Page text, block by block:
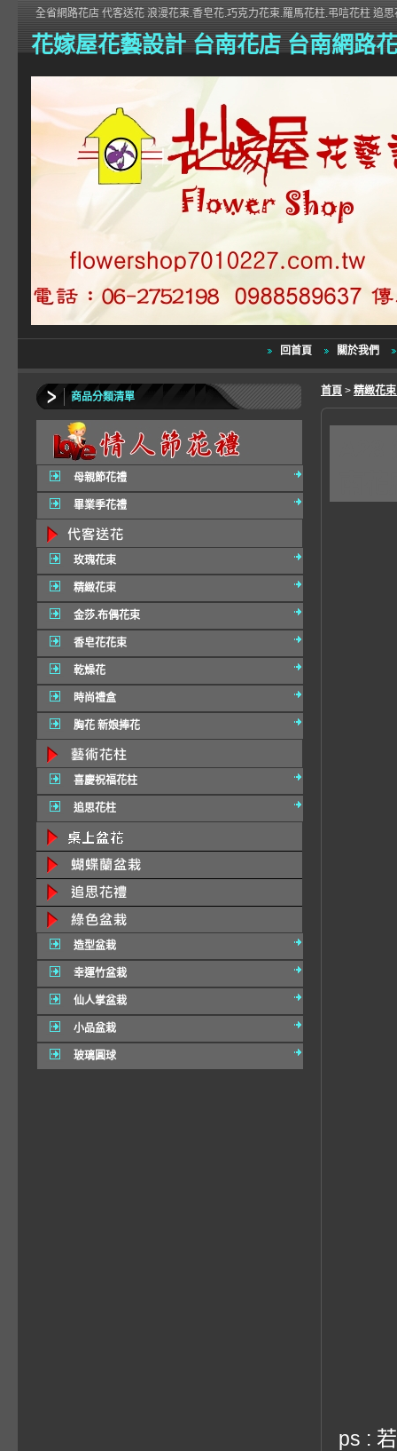
花嫁屋花藝設計 台南花店 台南網路
全省網路花店 代客送花 浪漫花束.香皂花.巧克力花束.羅馬花柱.弔唁花柱 追
回首頁 關於我們
商品分類清單
母親節花禮
畢業季花禮
玫瑰花束
精緻花束
金莎.布偶花束
香皂花花束
乾燥花
時尚禮盒
胸花 新娘捧花
喜慶祝福花柱
追思花柱
造型盆栽
幸運竹盆栽
仙人掌盆栽
小品盆栽
玻璃圓球
首頁 > 精緻花
ps :